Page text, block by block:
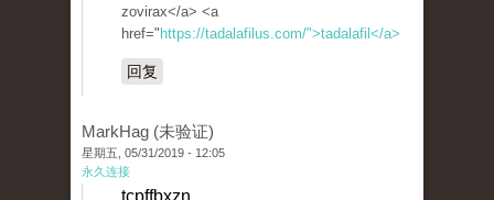
zovirax</a> <a
href=" https://tadalafilus.com/">tadalafil</a>
回复
MarkHag (未验证)
星期五, 05/31/2019 - 12:05
永久连接